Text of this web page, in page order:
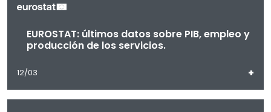
EUROSTAT: últimos datos sobre PIB, empleo y
producción de los servicios.
12/03 +